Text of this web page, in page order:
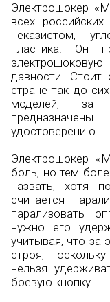
Электрошокер
всех
неказистом,
пластика. Он
электрошоковую
давности.
стране так до
моделей, за
удостоверению.
Электрошокер
боль, но тем
назвать, хотя
считается
парализовать
нужно его
учитывая, что за
строя,
нельзя
боевую кнопку.